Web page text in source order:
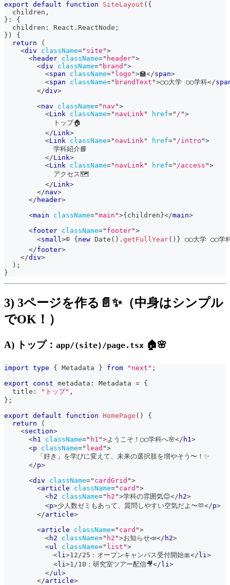
export default function SiteLayout ( {
  children
,
} :
{
  children
: React . ReactNode ;
} )
{
return
(
<div className=" site ">
<header className=" header">
<div className=" brand ">
<span className=" logo ">🏫</span>
<span className=" brandText ">◯◯大学 ◯◯学科</
</div>
<nav className=" nav ">
<Link className=" navLink" href=" / ">
            トップ🏠
</Link>
<Link className=" navLink" href=" /intro ">
            学科紹介📘
</Link>
<Link className=" navLink" href=" /access ">
            アクセス🗺️
</Link>
</nav>
</ header>
<main className="main ">{ children }</main>
<footer className=" footer">
<small>© { new Date ( ) . getFullYear( ) } ◯◯大学 ◯◯学
</footer>
</div>
) ;
}
3) 3ページを作る📄✨（中身はシンプル
でOK！）
A) トップ： app/(site)/page.tsx 🏠🌸
import type { Metadata } from "next" ;
export
const metadata : Metadata = {
  title
: "トップ" ,
} ;
export default function HomePage ( )
{
return
(
<section>
<h1 className=" h1 ">ようこそ！◯◯学科へ🌸</ h1 >
<p className=" lead ">
        「好き」を学びに変えて、未来の選択肢を増やそう〜！✨
</p>
<div className=" cardGrid ">
<article className=" card ">
<h2 className=" h2 ">学科の雰囲気😊</ h2>
<p>少人数ゼミもあって、質問しやすい空気だよ〜🫶</p>
</article>
<article className=" card ">
<h2 className=" h2 ">お知らせ📣</ h2>
<ul className=" list ">
<li >12/25：オープンキャンパス受付開始🎀</li >
<li >1/10：研究室ツアー配信🎥</li >
</ul >
</article>